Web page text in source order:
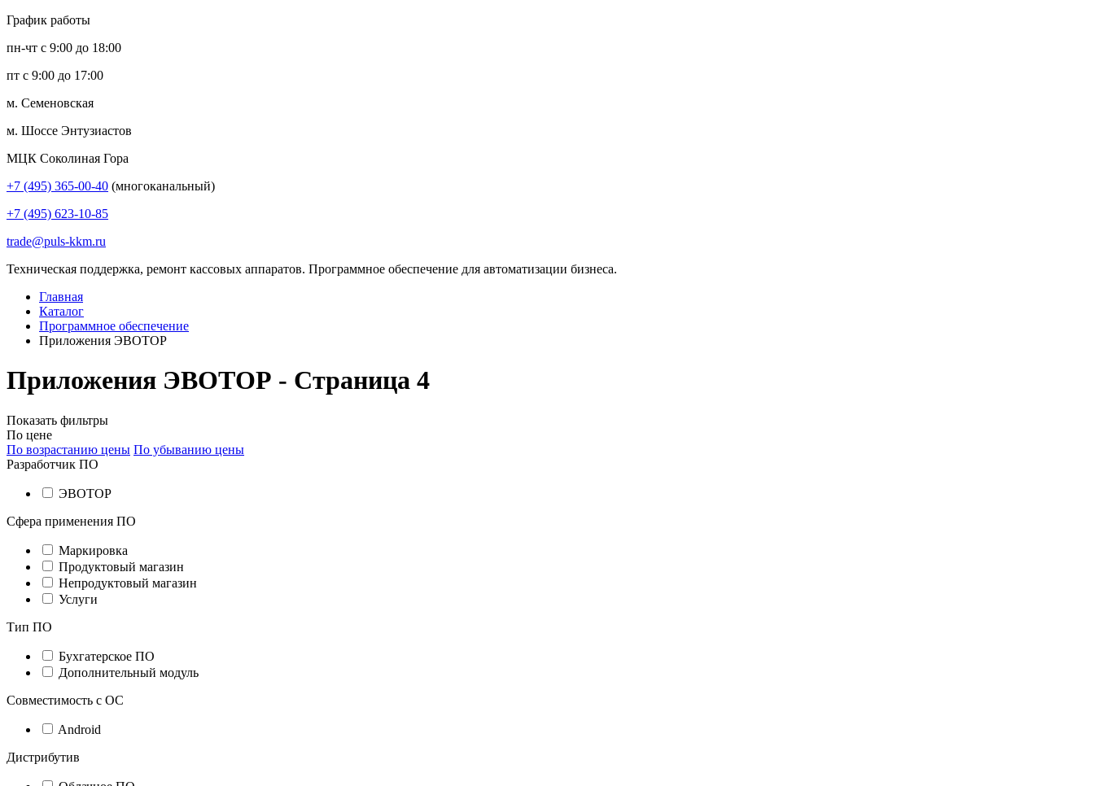
График работы
пн-чт с 9:00 до 18:00
пт с 9:00 до 17:00
м. Семеновская
м. Шоссе Энтузиастов
МЦК Соколиная Гора
+7 (495) 365-00-40 (многоканальный)
+7 (495) 623-10-85
trade@puls-kkm.ru
Техническая поддержка, ремонт кассовых аппаратов. Программное обеспечение для автоматизации бизнеса.
Главная
Каталог
Программное обеспечение
Приложения ЭВОТОР
Приложения ЭВОТОР - Страница 4
Показать фильтры
По цене
По возрастанию цены По убыванию цены
Разработчик ПО
ЭВОТОР
Сфера применения ПО
Маркировка
Продуктовый магазин
Непродуктовый магазин
Услуги
Тип ПО
Бухгатерское ПО
Дополнительный модуль
Совместимость с ОС
Android
Дистрибутив